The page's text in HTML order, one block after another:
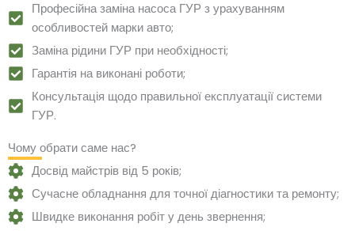
Професійна заміна насоса ГУР з урахуванням
особливостей марки авто;
Заміна рідини ГУР при необхідності;
Гарантія на виконані роботи;
Консультація щодо правильної експлуатації системи
ГУР.
Чому обрати саме нас?
Досвід майстрів від 5 років;
Сучасне обладнання для точної діагностики та ремонту;
Швидке виконання робіт у день звернення;